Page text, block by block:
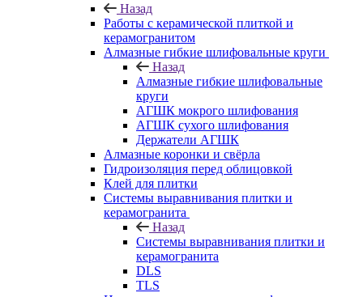
Назад
Работы с керамической плиткой и
керамогранитом
Алмазные гибкие шлифовальные круги
Назад
Алмазные гибкие шлифовальные
круги
АГШК мокрого шлифования
АГШК сухого шлифования
Держатели АГШК
Алмазные коронки и свёрла
Гидроизоляция перед облицовкой
Клей для плитки
Системы выравнивания плитки и
керамогранита
Назад
Системы выравнивания плитки и
керамогранита
DLS
TLS